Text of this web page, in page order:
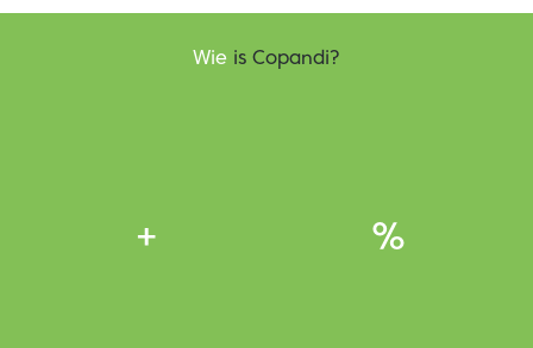
Wie is Copandi?
+ %